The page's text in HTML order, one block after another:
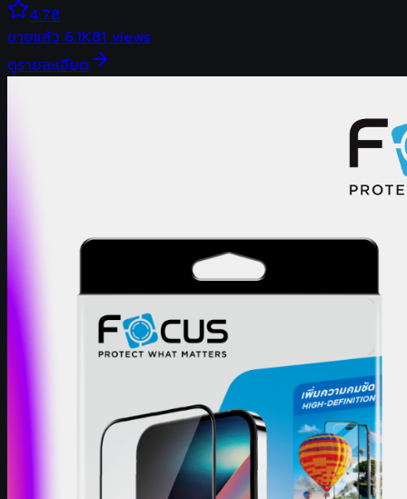
4.78
ขายแล้ว6.1K81views
ดูรายละเอียด